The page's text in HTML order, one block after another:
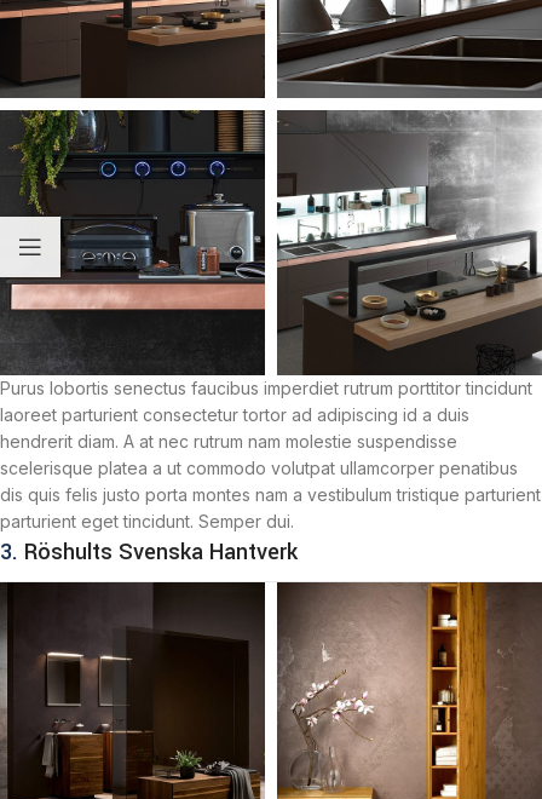
Purus lobortis senectus faucibus imperdiet rutrum porttitor tincidunt
laoreet parturient consectetur tortor ad adipiscing id a duis
hendrerit diam. A at nec rutrum nam molestie suspendisse
scelerisque platea a ut commodo volutpat ullamcorper penatibus
dis quis felis justo porta montes nam a vestibulum tristique parturient
parturient eget tincidunt. Semper dui.
3. Röshults Svenska Hantverk